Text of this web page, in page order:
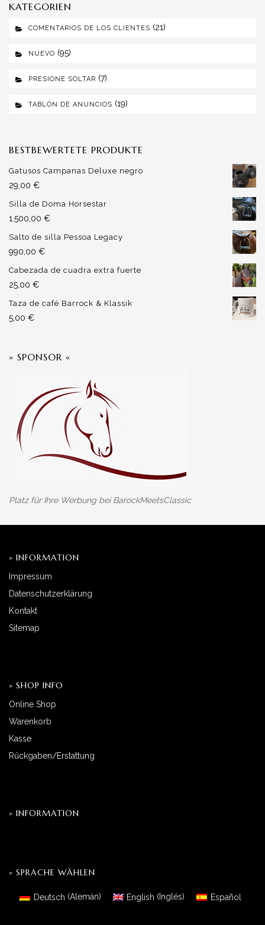
KATEGORIEN
COMENTARIOS DE LOS CLIENTES (21)
NUEVO (95)
PRESIONE SOLTAR (7)
TABLÓN DE ANUNCIOS (19)
BESTBEWERTETE PRODUKTE
Gatusos Campanas Deluxe negro
29,00 €
Silla de Doma Horsestar
1.500,00 €
Salto de silla Pessoa Legacy
990,00 €
Cabezada de cuadra extra fuerte
25,00 €
Taza de café Barrock & Klassik
5,00 €
» SPONSOR «
Platz für Ihre Werbung bei BarockMeetsClassic
» INFORMATION
Impressum
Datenschutzerklärung
Kontakt
Sitemap
» SHOP INFO
Online Shop
Warenkorb
Kasse
Rückgaben/Erstattung
» INFORMATION
» SPRACHE WÄHLEN
Deutsch (Alemán) English ( Inglés) Español